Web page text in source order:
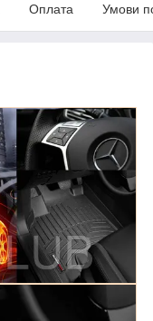
Оплата Умови